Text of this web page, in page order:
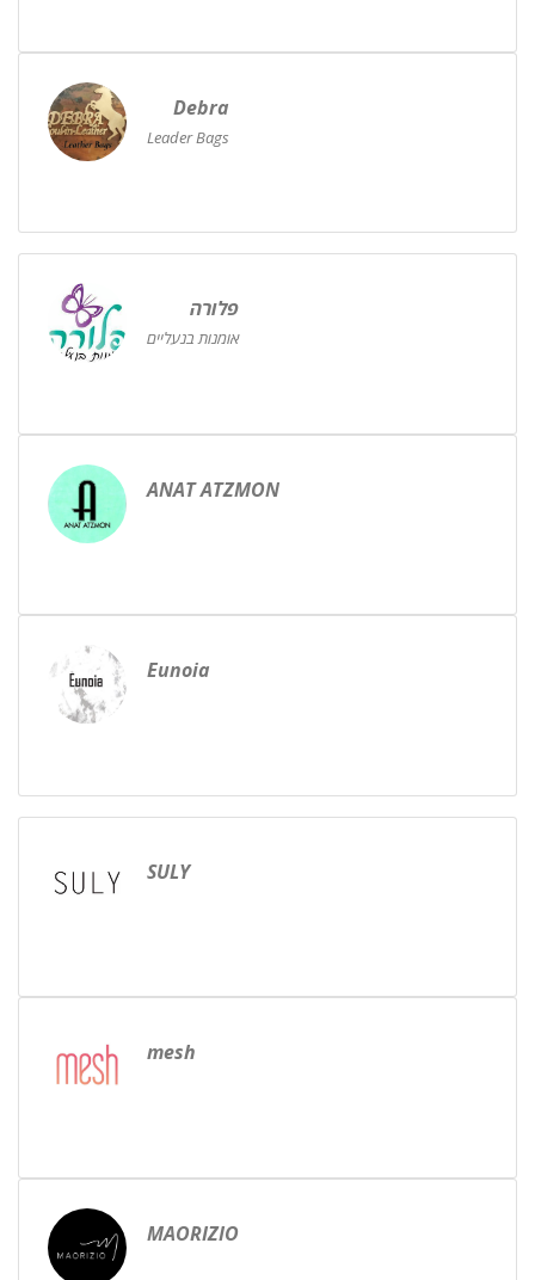
Debra
Leader Bags
פלורה
אומנות בנעליים
ANAT ATZMON
Eunoia
SULY
mesh
MAORIZIO